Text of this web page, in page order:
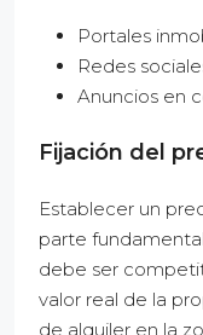
Portales
Redes
Anuncios en
Fijación del
Establecer un
parte
debe ser
valor real de la
de alquiler en la